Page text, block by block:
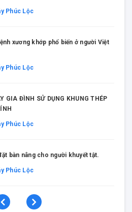
Phúc Lộc
xương khớp phổ biến ở người Việt
Phúc Lộc
GIA ĐÌNH SỬ DỤNG KHUNG THÉP
Phúc Lộc
bàn nâng cho người khuyết tật.
Phúc Lộc